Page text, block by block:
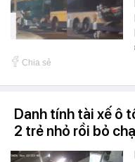
Chia sẻ
Danh tính tài xế ô
2 trẻ nhỏ rồi bỏ